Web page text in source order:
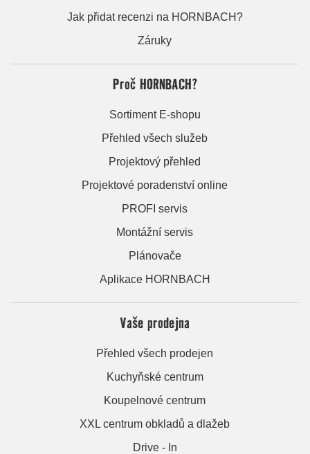
Jak přidat recenzi na HORNBACH?
Záruky
Proč HORNBACH?
Sortiment E-shopu
Přehled všech služeb
Projektový přehled
Projektové poradenství online
PROFI servis
Montážní servis
Plánovače
Aplikace HORNBACH
Vaše prodejna
Přehled všech prodejen
Kuchyňské centrum
Koupelnové centrum
XXL centrum obkladů a dlažeb
Drive - In